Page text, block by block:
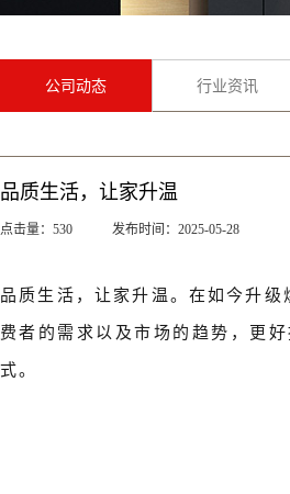
公司动态 行业资讯
品质生活，让家升温
点击量：530 发布时间：2025-05-28
品质生活，让家升温。在如今升
费者的需求以及市场的趋势，更
式。